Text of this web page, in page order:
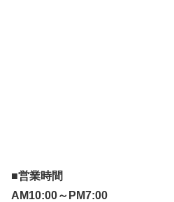
■営業時間
AM10:00～PM7:00